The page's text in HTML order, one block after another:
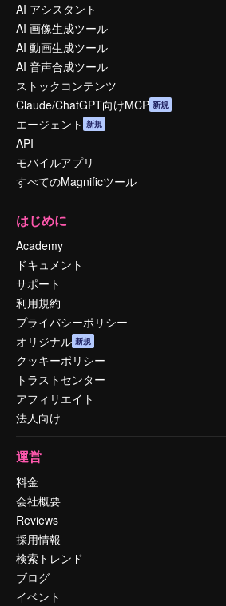
AI アシスタント
AI 画像生成ツール
AI 動画生成ツール
AI 音声合成ツール
ストックコンテンツ
Claude/ChatGPT向けMCP 新規
エージェント 新規
API
モバイルアプリ
すべてのMagnificツール
はじめに
Academy
ドキュメント
サポート
利用規約
プライバシーポリシー
オリジナル 新規
クッキーポリシー
トラストセンター
アフィリエイト
法人向け
運営
料金
会社概要
Reviews
採用情報
検索トレンド
ブログ
イベント